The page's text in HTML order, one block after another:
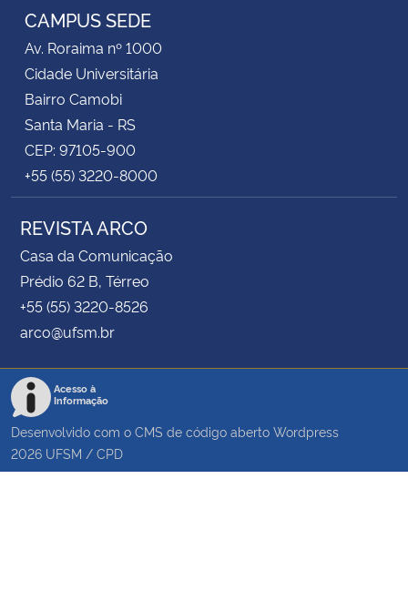
CAMPUS SEDE
Av. Roraima nº 1000
Cidade Universitária
Bairro Camobi
Santa Maria - RS
CEP: 97105-900
+55 (55) 3220-8000
REVISTA ARCO
Casa da Comunicação
Prédio 62 B, Térreo
+55 (55) 3220-8526
arco@ufsm.br
Acesso à
Informação
Desenvolvido com o CMS de código aberto Wordpress
2026 UFSM / CPD